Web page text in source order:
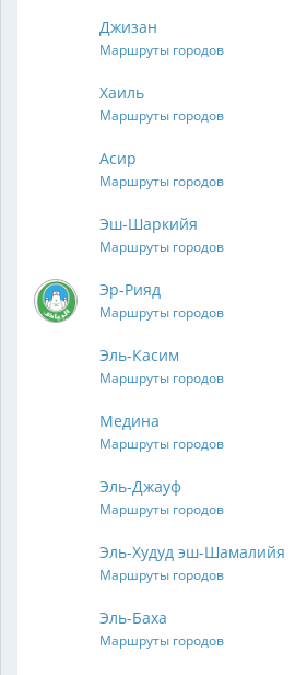
Джизан
Маршруты городов
Хаиль
Маршруты городов
Асир
Маршруты городов
Эш-Шаркийя
Маршруты городов
Эр-Рияд
Маршруты городов
Эль-Касим
Маршруты городов
Медина
Маршруты городов
Эль-Джауф
Маршруты городов
Эль-Худуд эш-Шамалийя
Маршруты городов
Эль-Баха
Маршруты городов